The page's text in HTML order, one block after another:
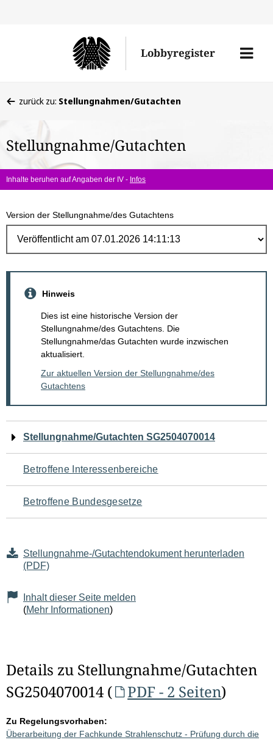
Lobbyregister
Menü
befinden
hier:
zurück zu: Stellungnahmen/Gutachten
Stellungnahme/Gutachten
Inhalte beruhen auf Angaben der IV - Infos
Version der Stellungnahme/des Gutachtens
Hinweis
Dies ist eine historische Version der
Stellungnahme/des Gutachtens. Die
Stellungnahme/das Gutachten wurde inzwischen
aktualisiert.
Zur aktuellen Version der Stellungnahme/des
Gutachtens
Navigation
für
den
Seiteninhalt
Stellungnahme/Gutachten SG2504070014
Betroffene Interessenbereiche
Betroffene Bundesgesetze
Stellungnahme-/Gutachtendokument herunterladen
(PDF)
Inhalt dieser Seite melden
(Mehr Informationen)
Details zu Stellungnahme/Gutachten
SG2504070014 (
PDF - 2 Seiten)
Zu Regelungsvorhaben:
Überarbeitung der Fachkunde Strahlenschutz - Prüfung durch die